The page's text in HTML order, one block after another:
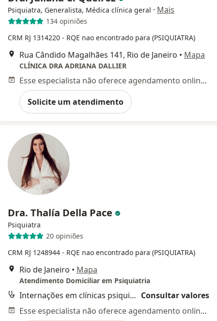
Psiquiatra, Generalista, Médica clínica geral · Mais
134 opiniões
CRM RJ 1314220 - RQE nao encontrado para (PSIQUIATRA)
Rua Cândido Magalhães 141, Rio de Janeiro • Mapa
CLÍNICA DRA ADRIANA DALLIER
Esse especialista não oferece agendamento online para esse endereço.
Solicite um atendimento
Dra. Thalía Della Pace
Psiquiatra
20 opiniões
CRM RJ 1248944 - RQE nao encontrado para (PSIQUIATRA)
Rio de Janeiro • Mapa
Atendimento Domiciliar em Psiquiatria
Internações em clínicas psiquiátricas Consultar valores
Esse especialista não oferece agendamento online para esse endereço.